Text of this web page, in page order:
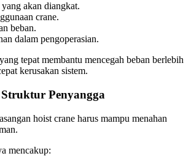
akan diangkat.
crane.
beban.
dalam pengoperasian.
tepat membantu mencegah beban berlebih
kerusakan sistem.
Penyangga
hoist crane harus mampu menahan
mencakup: